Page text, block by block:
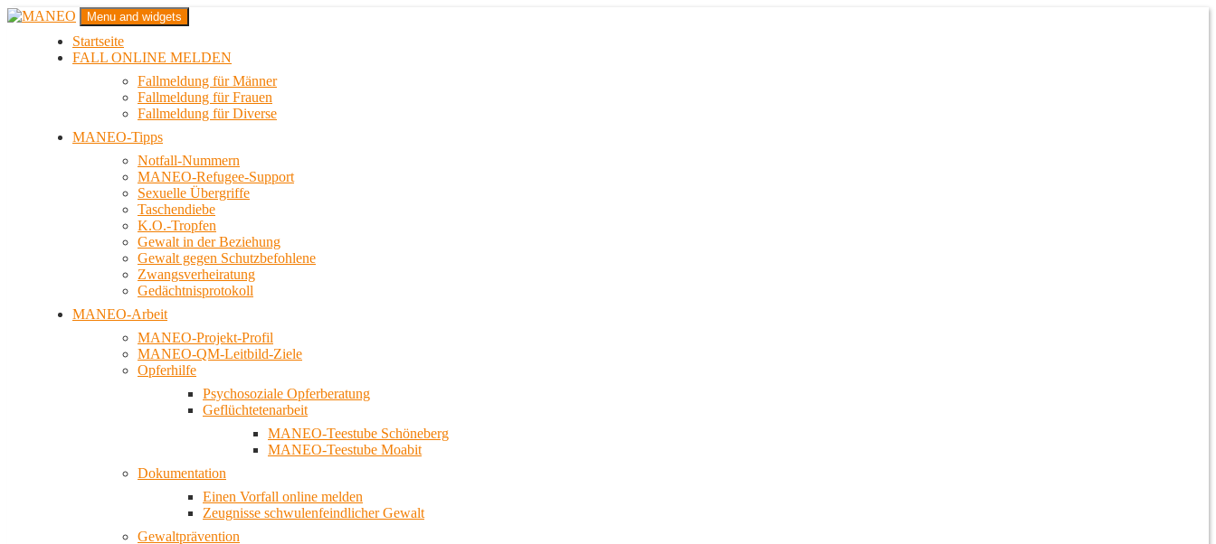
Zum
MANEO
Das schwule Anti-Gewalt-Projekt in Berlin
Menu and widgets
Startseite
FALL ONLINE MELDEN
Fallmeldung für Männer
Fallmeldung für Frauen
Fallmeldung für Diverse
MANEO-Tipps
Notfall-Nummern
MANEO-Refugee-Support
Sexuelle Übergriffe
Taschendiebe
K.O.-Tropfen
Gewalt in der Beziehung
Gewalt gegen Schutzbefohlene
Zwangsverheiratung
Gedächtnisprotokoll
MANEO-Arbeit
MANEO-Projekt-Profil
MANEO-QM-Leitbild-Ziele
Opferhilfe
Psychosoziale Opferberatung
Geflüchtetenarbeit
MANEO-Teestube Schöneberg
MANEO-Teestube Moabit
Dokumentation
Einen Vorfall online melden
Zeugnisse schwulenfeindlicher Gewalt
Gewaltprävention